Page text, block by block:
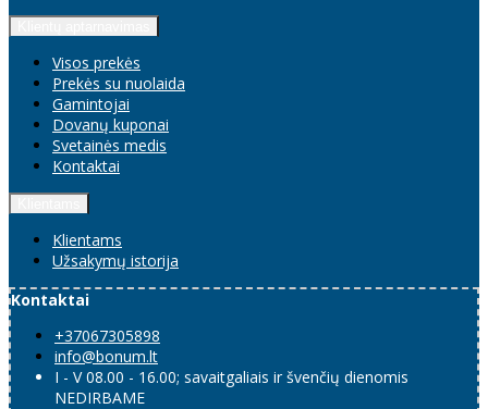
Visos prekės
Prekės su nuolaida
Gamintojai
Dovanų kuponai
Svetainės medis
Kontaktai
Klientams
Užsakymų istorija
Kontaktai
+37067305898
info@bonum.lt
I - V 08.00 - 16.00; savaitgaliais ir švenčių dienomis
NEDIRBAME